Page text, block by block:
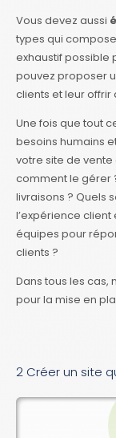
Vous devez aussi
types qui
exhaustif possible
pouvez proposer
clients et leur offrir
Une fois que tout
besoins humains
votre site de
comment le gérer
livraisons ? Quels
l’expérience
équipes pour
clients ?
Dans tous les cas,
pour la mise en
2 Créer un site